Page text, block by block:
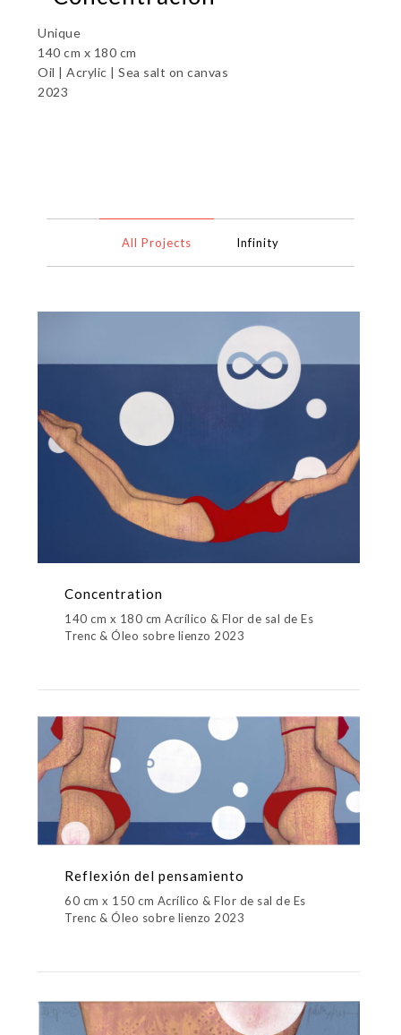
Unique
140 cm x 180 cm
Oil | Acrylic | Sea salt on canvas
2023
All Projects Infinity
Concentration
140 cm x 180 cm Acrílico & Flor de sal de Es
Trenc & Óleo sobre lienzo 2023
Reflexión del pensamiento
60 cm x 150 cm Acrílico & Flor de sal de Es
Trenc & Óleo sobre lienzo 2023